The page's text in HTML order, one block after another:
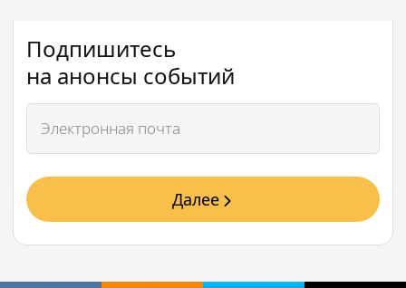
Подпишитесь
на анонсы событий
Далее